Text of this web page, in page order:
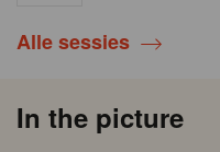
Alle sessies
In the picture